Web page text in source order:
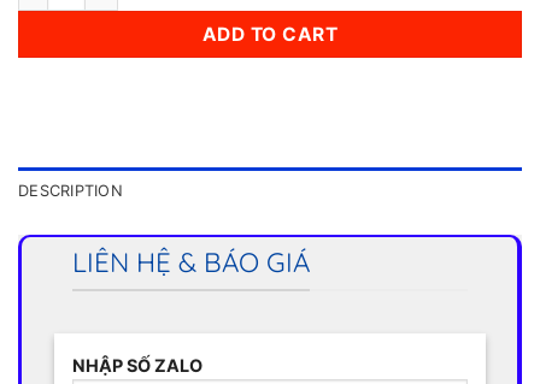
ADD TO CART
DESCRIPTION
LIÊN HỆ & BÁO GIÁ
NHẬP SỐ ZALO